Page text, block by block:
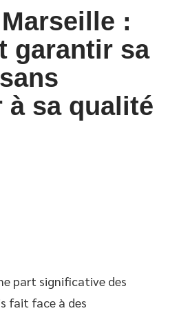
:
garantir sa
à sa qualité
part significative des
fait face à des